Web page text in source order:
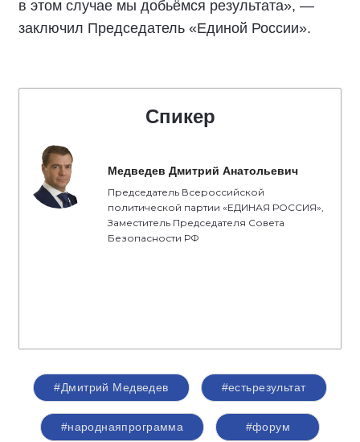
в этом случае мы добьёмся результата», —
заключил Председатель «Единой России».
Спикер
Медведев Дмитрий Анатольевич
Председатель Всероссийской
политической партии «ЕДИНАЯ РОССИЯ»,
Заместитель Председателя Совета
Безопасности РФ
#Дмитрий Медведев #естьрезультат
#народнаяпрограмма #форум